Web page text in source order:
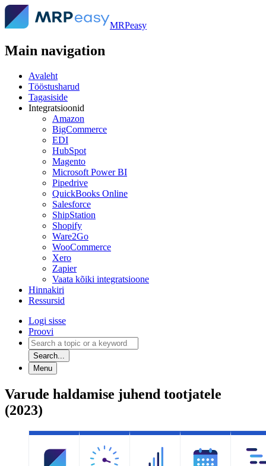
MRPeasy
Main navigation
Avaleht
Tööstusharud
Tagasiside
Integratsioonid
Amazon
BigCommerce
EDI
HubSpot
Magento
Microsoft Power BI
Pipedrive
QuickBooks Online
Salesforce
ShipStation
Shopify
Ware2Go
WooCommerce
Xero
Zapier
Vaata kõiki integratsioone
Hinnakiri
Ressursid
Logi sisse
Proovi
Search...
Menu
Varude haldamise juhend tootjatele
(2023)